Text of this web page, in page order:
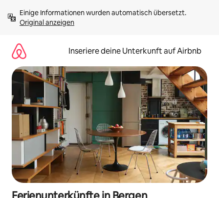
Inhalten
springenOriginal anzeigen
Inseriere deine Unterkunft auf Airbnb